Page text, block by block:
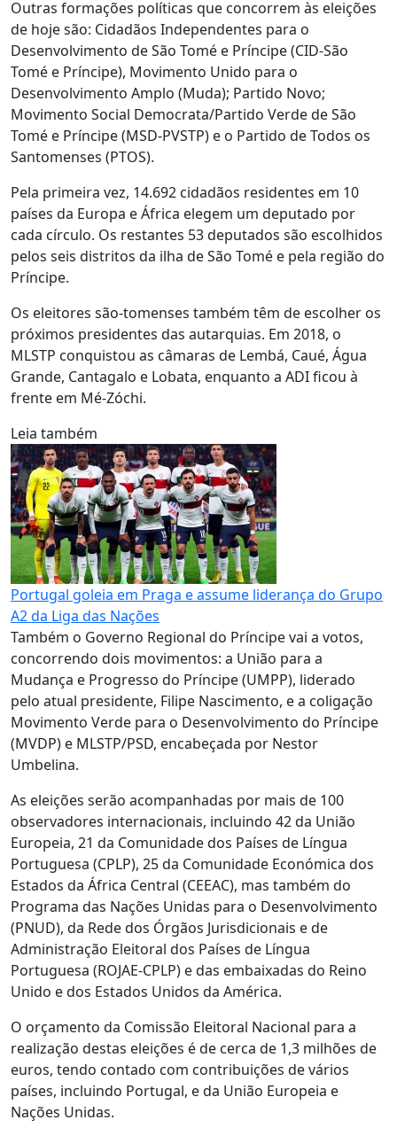
Outras formações políticas que concorrem às eleições
de hoje são: Cidadãos Independentes para o
Desenvolvimento de São Tomé e Príncipe (CID-São
Tomé e Príncipe), Movimento Unido para o
Desenvolvimento Amplo (Muda); Partido Novo;
Movimento Social Democrata/Partido Verde de São
Tomé e Príncipe (MSD-PVSTP) e o Partido de Todos os
Santomenses (PTOS).
Pela primeira vez, 14.692 cidadãos residentes em 10
países da Europa e África elegem um deputado por
cada círculo. Os restantes 53 deputados são escolhidos
pelos seis distritos da ilha de São Tomé e pela região do
Príncipe.
Os eleitores são-tomenses também têm de escolher os
próximos presidentes das autarquias. Em 2018, o
MLSTP conquistou as câmaras de Lembá, Caué, Água
Grande, Cantagalo e Lobata, enquanto a ADI ficou à
frente em Mé-Zóchi.
Leia também
Portugal goleia em Praga e assume liderança do Grupo
A2 da Liga das Nações
Também o Governo Regional do Príncipe vai a votos,
concorrendo dois movimentos: a União para a
Mudança e Progresso do Príncipe (UMPP), liderado
pelo atual presidente, Filipe Nascimento, e a coligação
Movimento Verde para o Desenvolvimento do Príncipe
(MVDP) e MLSTP/PSD, encabeçada por Nestor
Umbelina.
As eleições serão acompanhadas por mais de 100
observadores internacionais, incluindo 42 da União
Europeia, 21 da Comunidade dos Países de Língua
Portuguesa (CPLP), 25 da Comunidade Económica dos
Estados da África Central (CEEAC), mas também do
Programa das Nações Unidas para o Desenvolvimento
(PNUD), da Rede dos Órgãos Jurisdicionais e de
Administração Eleitoral dos Países de Língua
Portuguesa (ROJAE-CPLP) e das embaixadas do Reino
Unido e dos Estados Unidos da América.
O orçamento da Comissão Eleitoral Nacional para a
realização destas eleições é de cerca de 1,3 milhões de
euros, tendo contado com contribuições de vários
países, incluindo Portugal, e da União Europeia e
Nações Unidas.